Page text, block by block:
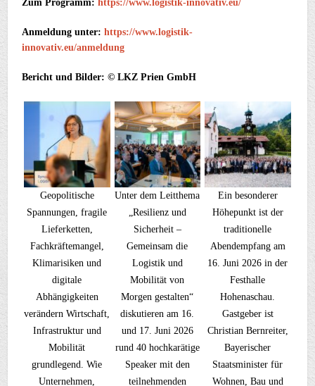
Zum Programm:https://www.logistik-innovativ.eu/
Anmeldung unter:https://www.logistik-
innovativ.eu/anmeldung
Bericht und Bilder: © LKZ Prien GmbH
Geopolitische
Spannungen, fragile
Lieferketten,
Fachkräftemangel,
Klimarisiken und
digitale
Abhängigkeiten
verändern Wirtschaft,
Infrastruktur und
Mobilität
grundlegend. Wie
Unternehmen,
Unter dem Leitthema
„Resilienz und
Sicherheit –
Gemeinsam die
Logistik und
Mobilität von
Morgen gestalten“
diskutieren am 16.
und 17. Juni 2026
rund 40 hochkarätige
Speaker mit den
teilnehmenden
Ein besonderer
Höhepunkt ist der
traditionelle
Abendempfang am
16. Juni 2026 in der
Festhalle
Hohenaschau.
Gastgeber ist
Christian Bernreiter,
Bayerischer
Staatsminister für
Wohnen, Bau und